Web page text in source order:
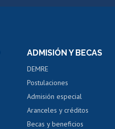
Servicio médico y dental
Pago de arancel y
Pago de arancel y
Certificado de títulos y
ADMISIÓN Y BECAS
DEMRE
Postulaciones
Admisión especial
Aranceles y créditos
Becas y beneficios